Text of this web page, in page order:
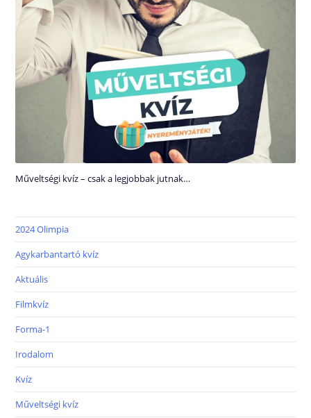
Műveltségi kvíz – csak a legjobbak jutnak…
2024 Olimpia
Agykarbantartó kvíz
Aktuális
Filmkvíz
Forma-1
Irodalom
Kvíz
Műveltségi kvíz